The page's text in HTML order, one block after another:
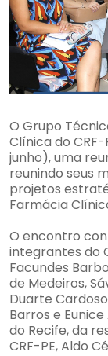
O Grupo
Clínica do
junho), uma
reunindo seus
projetos
Farmácia
O encontro
integrantes do
Facundes
de Medeiros,
Duarte
Barros e
do Recife, da
CRF-PE, Aldo